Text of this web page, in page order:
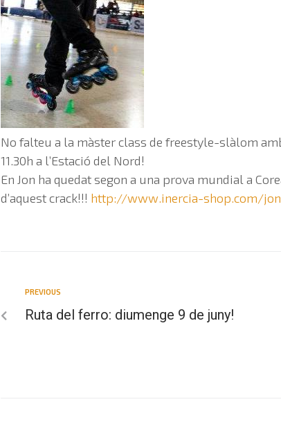
No falteu a la màster class de freestyle-slàlom
11.30h a l’Estació del Nord!
En Jon ha quedat segon a una prova mundial a
d’aquest crack!!! http://www.inercia-shop.com/
PREVIOUS
Ruta del ferro: diumenge 9 de juny!